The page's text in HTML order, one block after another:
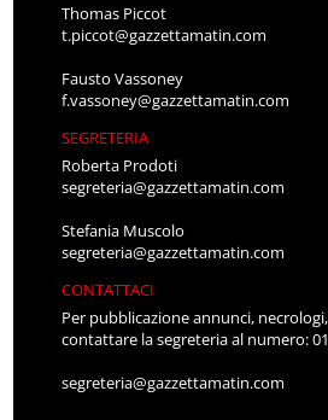
Thomas Piccot
t.piccot@gazzettamatin.com
Fausto Vassoney
f.vassoney@gazzettamatin.com
SEGRETERIA
Roberta Prodoti
segreteria@gazzettamatin.com
Stefania Muscolo
segreteria@gazzettamatin.com
CONTATTACI
Per pubblicazione annunci,
contattare la segreteria al numero:
segreteria@gazzettamatin.com